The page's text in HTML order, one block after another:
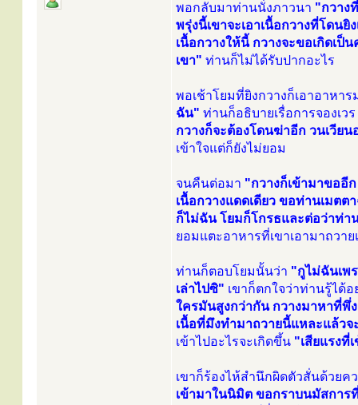
พอกลับมาท่านนั่งภาวนา "กวาง
พรุ่งนี้เขาจะเอาเนื้อกวางที่โดน
เนื้อกวางให้นี้ กวางจะขอเกิดเ
เขา" ท่านก็ไม่ได้รับปากอะไร
พอเช้าโยมที่ยิงกวางก็เอาอาหา
ฉัน" ท่านก็อธิบายเรื่อการจองเ
กวางก็จะต้องโดนฆ่าอีก วนเวีย
เข้าใจแต่ก็ยังไม่ยอม
จนคืนต่อมา "กวางก็เข้ามาขออี
เนื้อกวางแดดเดียว ขอท่านเมตต
ก็ไม่ฉัน โยมก็โกรธและต่อว่าท่า
ยอมแตะอาหารที่เขาเอามาถวาย
ท่านก็ตอบโยมนั้นว่า "กูไม่ฉันเพ
เล่าไปซิ" เขาก็ตกใจว่าท่านรู้ได้
ใครมันสูงกว่ากัน กวางมาหาที่พึ่
เนื้อที่มึงทำมาถวายนี้แหละแล้ว
เข้าไปอะไรจะเกิดขึ้น "เสียแรงที่
เขาก็ร้องไห้สำนึกผิดตัวสั่นด้วย
เข้ามาในนิมิต ขอกราบนมัสกา